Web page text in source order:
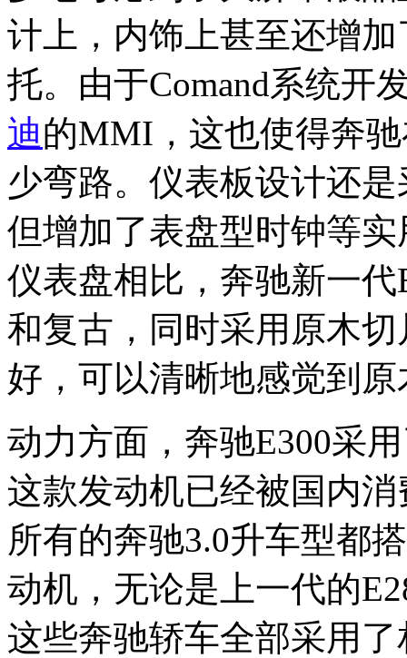
计上，内饰上甚至还增加
托。由于Comand系统开
迪的MMI，这也使得奔
少弯路。仪表板设计还
但增加了表盘型时钟等
仪表盘相比，奔驰新一
和复古，同时采用原木
好，可以清晰地感觉到
动力方面，奔驰E300采
这款发动机已经被国内
所有的奔驰3.0升车型都
动机，无论是上一代的
这些奔驰轿车全部采用